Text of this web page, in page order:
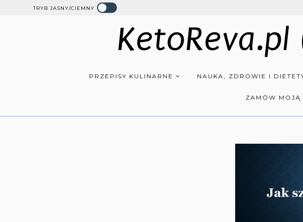
TRYB JASNY/CIEMNY
PRZEPISY KULINARNE NAUKA, ZDROWIE I
ZAMÓW MOJĄ